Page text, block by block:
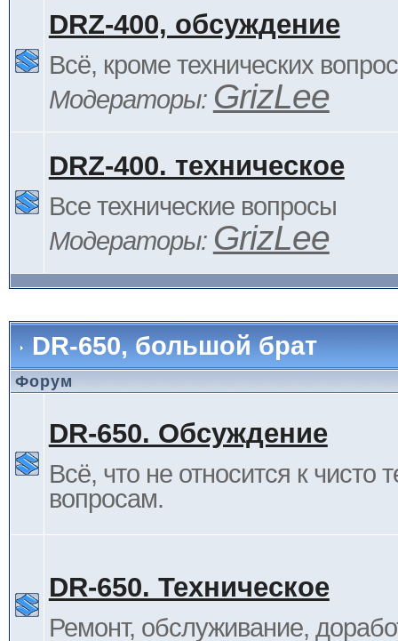
DRZ-400, обсуждение
Всё, кроме технических
Модераторы: GrizLee
DRZ-400. техническое
Все технические вопросы
Модераторы: GrizLee
DR-650, большой брат
Форум
DR-650. Обсуждение
Всё, что не относится к чисто
вопросам.
DR-650. Техническое
Ремонт, обслуживание,